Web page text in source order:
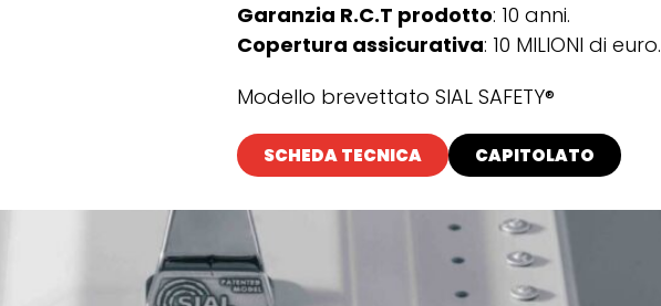
Garanzia R.C.T prodotto: 10 anni.
Copertura assicurativa: 10 MILIONI di euro.
Modello brevettato SIAL SAFETY®
SCHEDA TECNICA CAPITOLATO